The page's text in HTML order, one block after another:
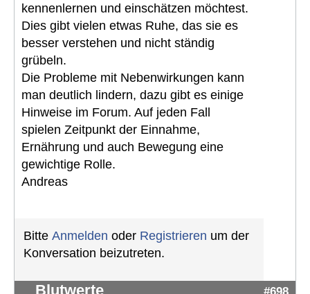
kennenlernen und einschätzen möchtest.
Dies gibt vielen etwas Ruhe, das sie es
besser verstehen und nicht ständig
grübeln.
Die Probleme mit Nebenwirkungen kann
man deutlich lindern, dazu gibt es einige
Hinweise im Forum. Auf jeden Fall
spielen Zeitpunkt der Einnahme,
Ernährung und auch Bewegung eine
gewichtige Rolle.
Andreas
Bitte Anmelden oder Registrieren um der
Konversation beizutreten.
Blutwerte #698